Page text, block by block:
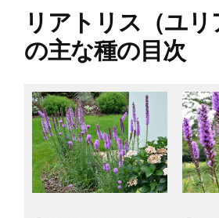
リアトリス（ユリ
の主な種の目次